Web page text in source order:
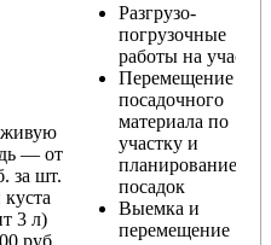
живую
— от
за шт.
3 л)
руб.
Разгрузо-
погрузочные
работы на участке
Перемещение
посадочного
материала по
участку и
планирование
посадок
Выемка и
перемещение